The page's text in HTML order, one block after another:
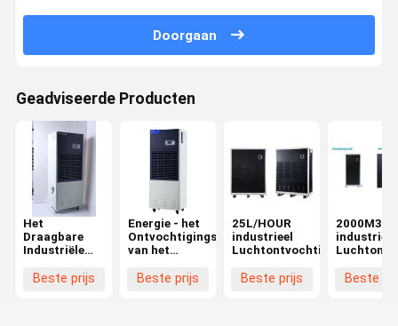
Doorgaan
Geadviseerde Producten
Het
Draagbare
Industriële
met geringe
Beste prijs
Energie - het
Ontvochtigingstoestel
van het
1200m3/H
Beste prijs
25L/HOUR
industrieel
Luchtontvochtigingstoestel
Beste prijs
2000M3/H
industrieel
Beste